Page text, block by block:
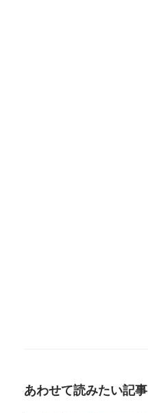
あわせて読みたい記事